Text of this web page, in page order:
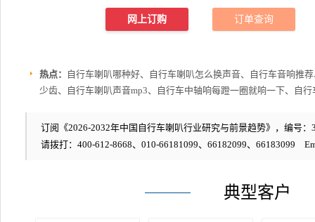
网上订购 订单查询
热点：
自行车喇叭哪种好、自行车喇叭怎么换声音、自行车音响推
少齿、自行车喇叭声音mp3、自行车中轴响每蹬一圈就响一下、自
订阅《2026-2032年中国自行车喇叭行业研究与前景趋势》，编号：
请拨打：400-612-8668、010-66181099、66182099、66183099
典型客户